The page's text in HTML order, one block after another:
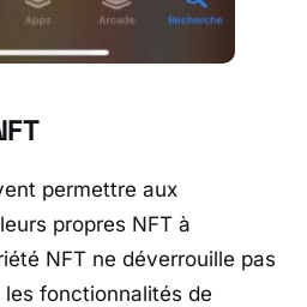
permettre aux
propres NFT à
NFT ne déverrouille pas
fonctionnalités de